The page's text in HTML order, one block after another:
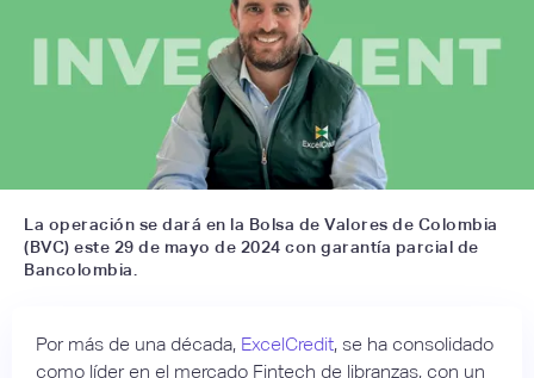
La operación se dará en la Bolsa de Valores de Colombia
(BVC) este 29 de mayo de 2024 con garantía parcial de
Bancolombia.
Por más de una década, ExcelCredit, se ha consolidado
como líder en el mercado Fintech de libranzas, con un